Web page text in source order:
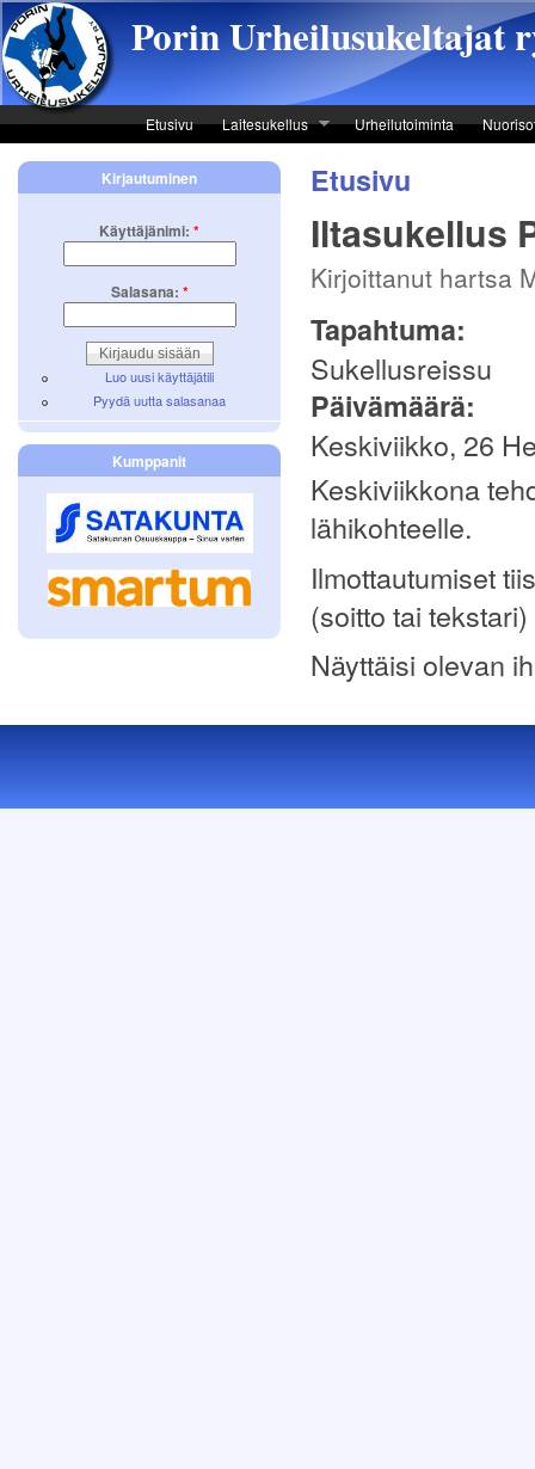
Skip to main content Porin Urheilusukeltajat
Etusivu Laitesukellus Urheilutoiminta
Etusivu
Iltasukellus
Kirjoittanut hartsa
Tapahtuma:
Sukellusreissu
Päivämäärä:
Keskiviikko, 26
Keskiviikkona
lähikohteelle.
Ilmottautumiset
(soitto tai tekstari)
Näyttäisi olevan
Kirjautuminen
Käyttäjänimi: *
Salasana: *
Luo uusi käyttäjätili
Pyydä uutta salasanaa
Kumppanit